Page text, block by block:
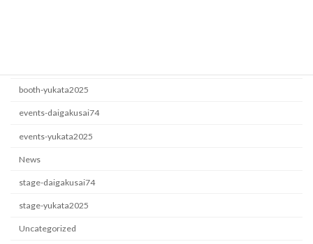
booth-yukata2025
events-daigakusai74
events-yukata2025
News
stage-daigakusai74
stage-yukata2025
Uncategorized